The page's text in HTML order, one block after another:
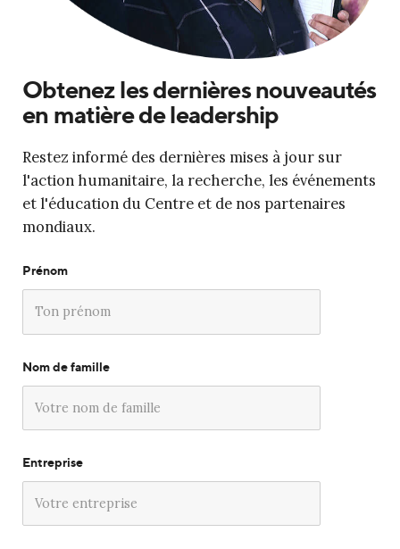
Obtenez les dernières nouveautés
en matière de leadership
Restez informé des dernières mises à jour sur
l'action humanitaire, la recherche, les événements
et l'éducation du Centre et de nos partenaires
mondiaux.
Prénom
Nom de famille
Entreprise